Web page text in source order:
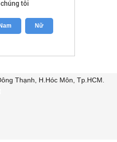
tôi
Thạnh, H.Hóc Môn, Tp.HCM.